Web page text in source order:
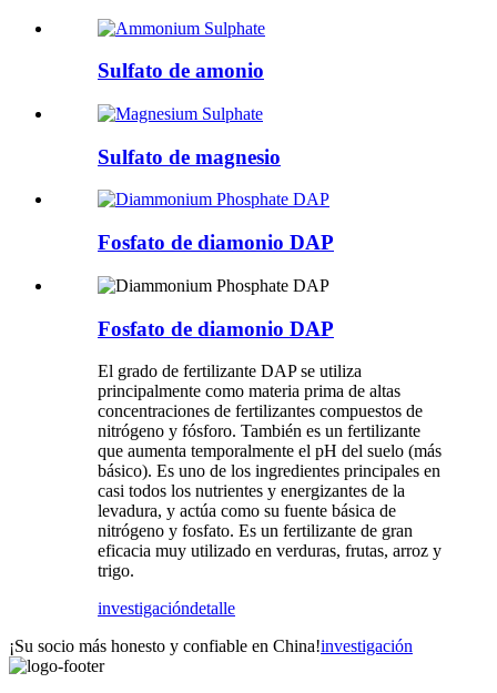
Sulfato de amonio
Sulfato de magnesio
Fosfato de diamonio DAP
Fosfato de diamonio DAP
El grado de fertilizante DAP se utiliza
principalmente como materia prima de altas
concentraciones de fertilizantes compuestos de
nitrógeno y fósforo. También es un fertilizante
que aumenta temporalmente el pH del suelo (más
básico). Es uno de los ingredientes principales en
casi todos los nutrientes y energizantes de la
levadura, y actúa como su fuente básica de
nitrógeno y fosfato. Es un fertilizante de gran
eficacia muy utilizado en verduras, frutas, arroz y
trigo.
investigacióndetalle
¡Su socio más honesto y confiable en China!investigación